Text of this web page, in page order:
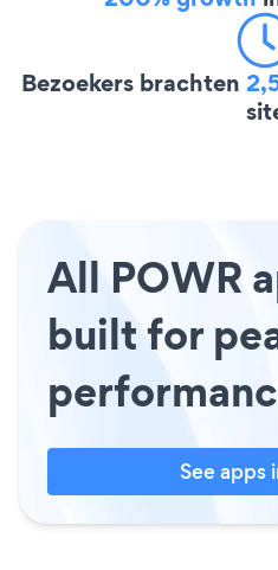
Bezoekers brachten
All POWR
built for
See apps